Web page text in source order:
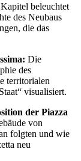
beleuchtet
des Neubaus
die das
Die
des
territorialen
visualisiert.
der Piazza
von
folgten und wie
neu